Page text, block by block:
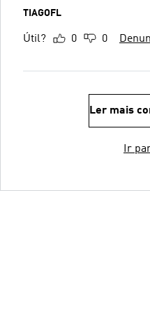
TIAGOFL
Útil? 0 0
Ler mais
Ir